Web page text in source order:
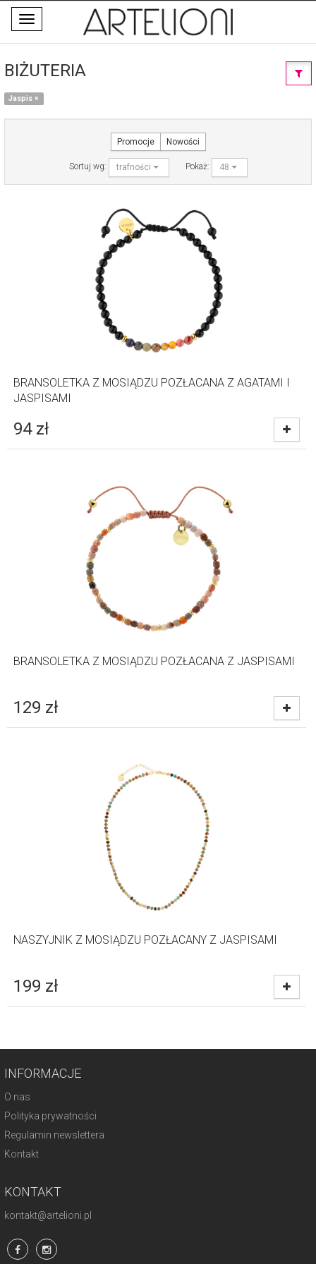
Toggle
navigation
BIŻUTERIA
Jaspis×
Promocje Nowości
Sortuj wg: trafności Pokaż: 48
BRANSOLETKA Z MOSIĄDZU POZŁACANA Z AGATAMI I
JASPISAMI
94 zł
BRANSOLETKA Z MOSIĄDZU POZŁACANA Z JASPISAMI
129 zł
NASZYJNIK Z MOSIĄDZU POZŁACANY Z JASPISAMI
199 zł
INFORMACJE
O nas
Polityka prywatności
Regulamin newslettera
Kontakt
KONTAKT
kontakt@artelioni.pl